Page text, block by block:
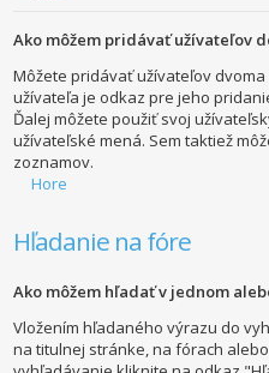
Ako môžem pridávať užívateľov
Môžete pridávať užívateľov
užívateľa je odkaz pre jeho
Ďalej môžete použiť svoj
užívateľské mená. Sem taktiež
zoznamov.
Hore
Hľadanie na fóre
Ako môžem hľadať v jednom
Vložením hľadaného výrazu do
na titulnej stránke, na fórach